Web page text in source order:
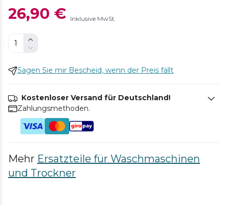
26,90 € Inklusive MwSt.
Sagen Sie mir Bescheid, wenn der Preis fällt
Kostenloser Versand für Deutschland!
Zahlungsmethoden.
Mehr Ersatzteile für Waschmaschinen
und Trockner